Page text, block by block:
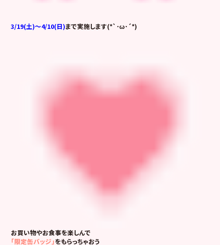
3/19(土)～4/10(日)まで実施します(*`･ω･´*)
お買い物やお食事を楽しんで
「限定缶バッジ」をもらっちゃおう